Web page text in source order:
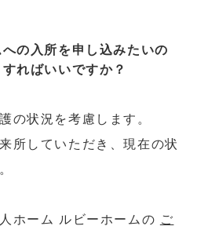
の入所を申し込みたいの
ればいいですか？
の状況を考慮します。
所していただき、現在の状
ホーム ルビーホームの ご